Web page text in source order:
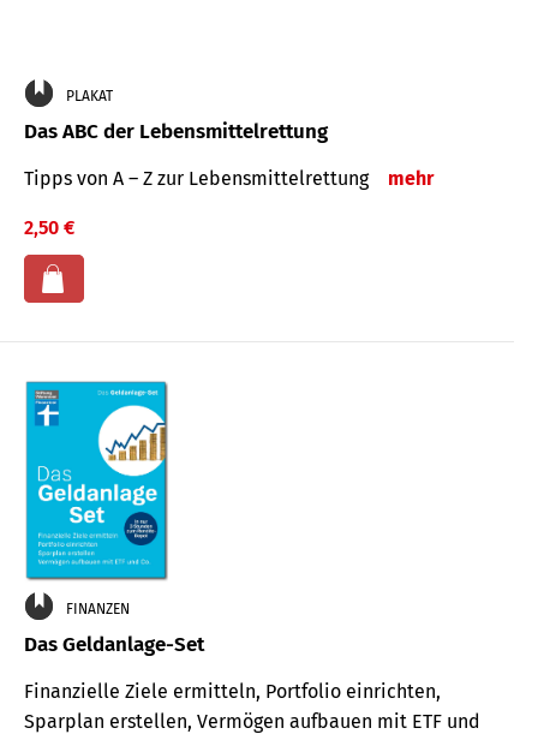
PLAKAT
Das ABC der Lebensmittelrettung
Tipps von A – Z zur Lebensmittelrettung mehr
2,50 €
FINANZEN
Das Geldanlage-Set
Finanzielle Ziele ermitteln, Portfolio einrichten,
Sparplan erstellen, Vermögen aufbauen mit ETF und